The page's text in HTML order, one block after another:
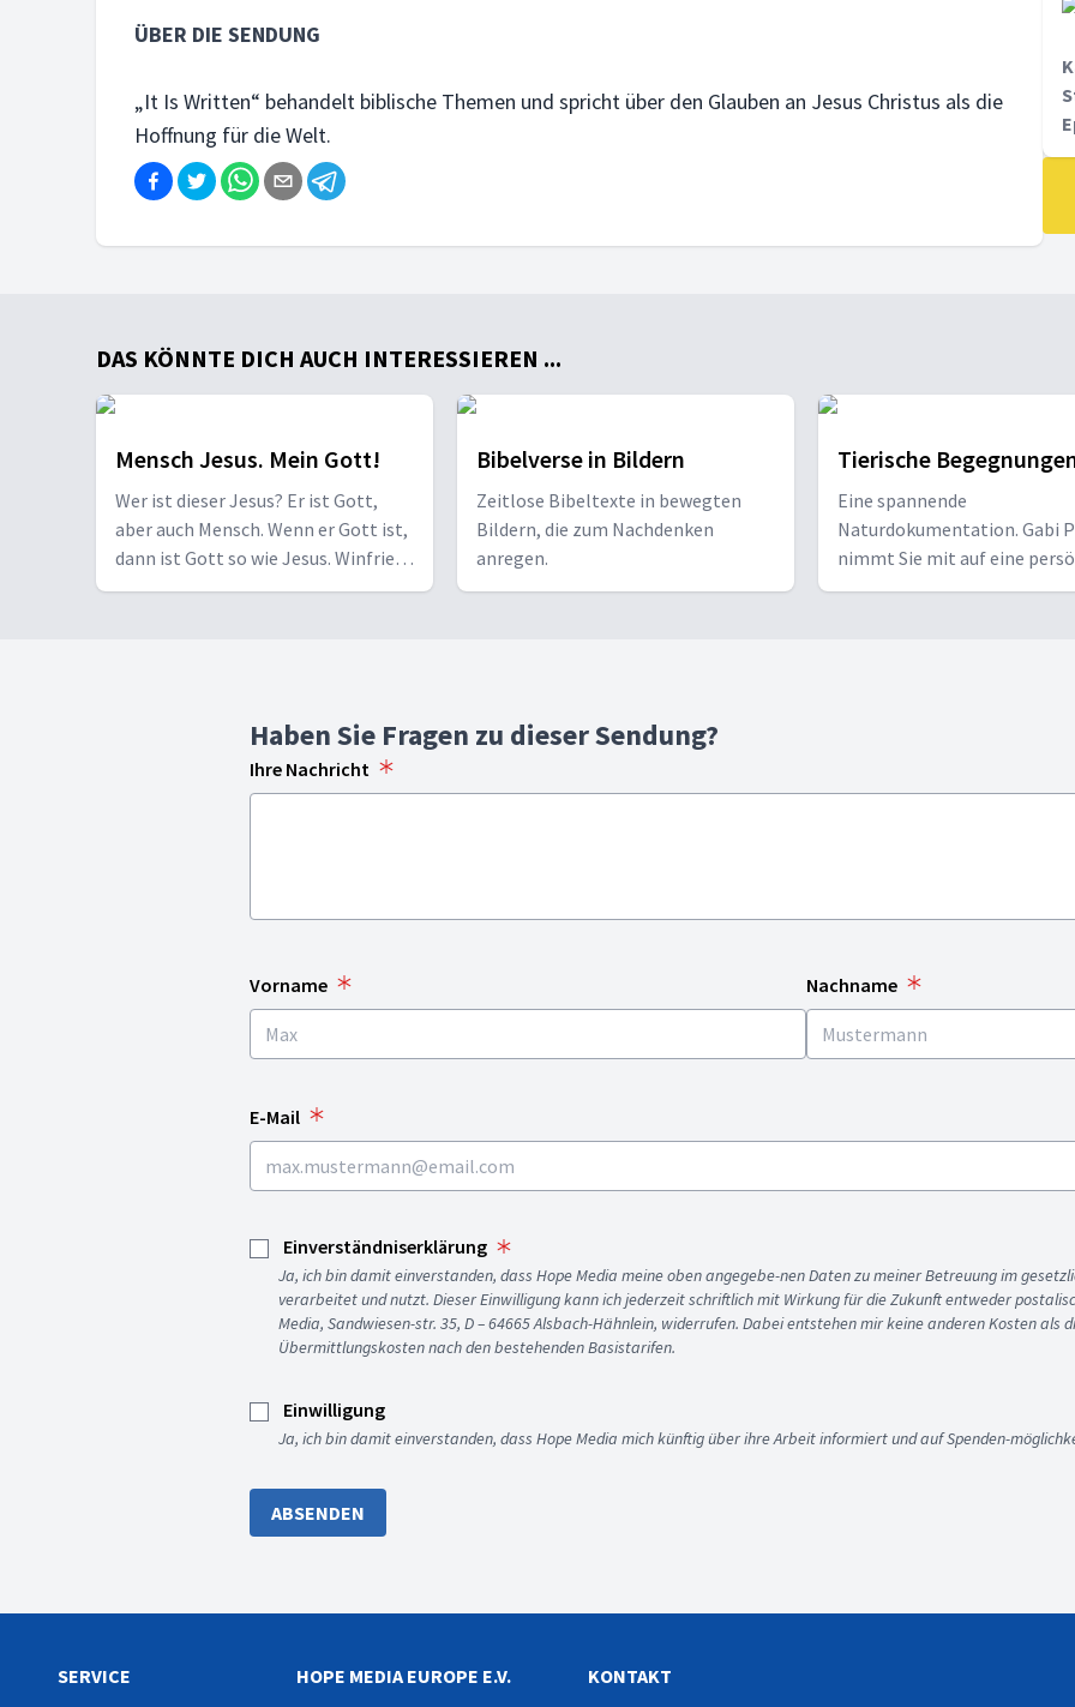
ÜBER DIE SENDUNG
„It Is Written“ behandelt biblische Themen und spricht über den Glauben an Jesus Christus als die
Hoffnung für die Welt.
DAS KÖNNTE DICH AUCH INTERESSIEREN ...
Mensch Jesus. Mein Gott!
Wer ist dieser Jesus? Er ist Gott,
aber auch Mensch. Wenn er Gott ist,
dann ist Gott so wie Jesus. Winfried
Vogel zeigt Jesus, wie er wirklich ist.
Bibelverse in Bildern
Zeitlose Bibeltexte in bewegten
Bildern, die zum Nachdenken
anregen.
Tierische
Eine spannende
Naturdokumentation. Gabi
nimmt Sie mit auf eine
Reise ins Tierreich. Staunen
Haben Sie Fragen zu dieser Sendung?
Ihre Nachricht
Vorname Nachname
E-Mail
Einverständniserklärung
Ja, ich bin damit einverstanden, dass Hope Media meine oben angegebe-nen Daten zu meiner Betreuung im
verarbeitet und nutzt. Dieser Einwilligung kann ich jederzeit schriftlich mit Wirkung für die Zukunft entweder
Media, Sandwiesen-str. 35, D – 64665 Alsbach-Hähnlein, widerrufen. Dabei entstehen mir keine anderen Kosten als
Übermittlungskosten nach den bestehenden Basistarifen.
Einwilligung
Ja, ich bin damit einverstanden, dass Hope Media mich künftig über ihre Arbeit informiert und auf Spenden-
ABSENDEN
SERVICE HOPE MEDIA EUROPE E.V. KONTAKT